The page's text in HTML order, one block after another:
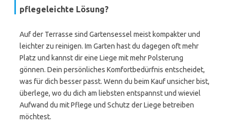
pflegeleichte Lösung?
Auf der Terrasse sind Gartensessel meist kompakter und
leichter zu reinigen. Im Garten hast du dagegen oft mehr
Platz und kannst dir eine Liege mit mehr Polsterung
gönnen. Dein persönliches Komfortbedürfnis entscheidet,
was für dich besser passt. Wenn du beim Kauf unsicher bist,
überlege, wo du dich am liebsten entspannst und wieviel
Aufwand du mit Pflege und Schutz der Liege betreiben
möchtest.